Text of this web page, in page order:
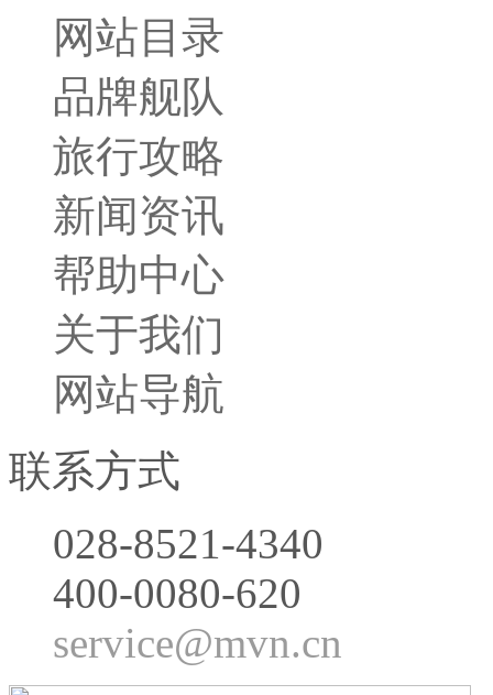
网站目录
品牌舰队
旅行攻略
新闻资讯
帮助中心
关于我们
网站导航
联系方式
028-8521-4340
400-0080-620
service@mvn.cn